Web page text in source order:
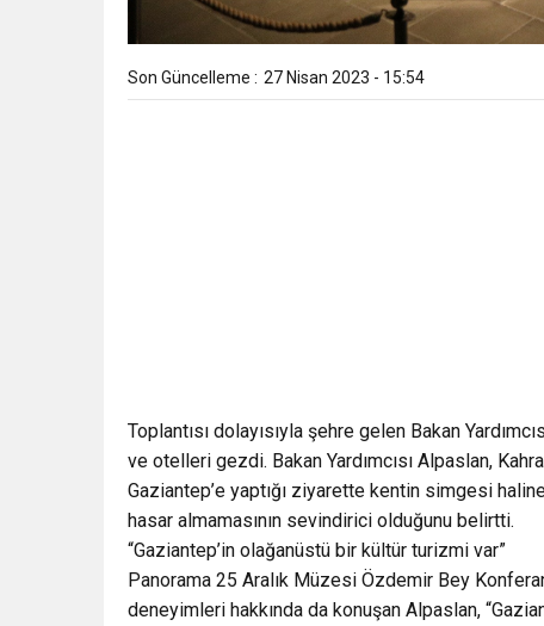
Son Güncelleme : 27 Nisan 2023 - 15:54
Toplantısı dolayısıyla şehre gelen Bakan
ve otelleri gezdi. Bakan Yardımcısı Alpaslan,
Gaziantep’e yaptığı ziyarette kentin simgesi
hasar almamasının sevindirici olduğunu belirtti.
“Gaziantep’in olağanüstü bir kültür turizmi var”
Panorama 25 Aralık Müzesi Özdemir Bey
deneyimleri hakkında da konuşan Alpaslan,